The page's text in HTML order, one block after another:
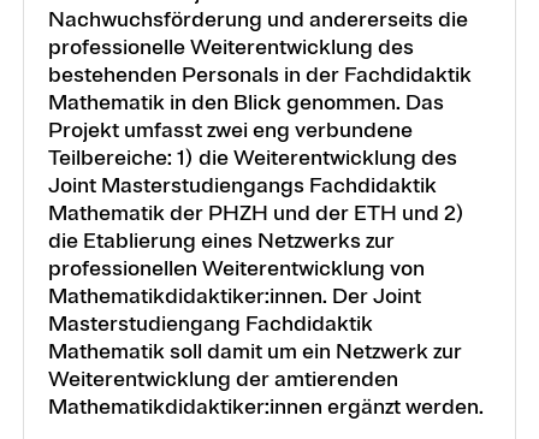
Nachwuchsförderung und andererseits die
professionelle Weiterentwicklung des
bestehenden Personals in der Fachdidaktik
Mathematik in den Blick genommen. Das
Projekt umfasst zwei eng verbundene
Teilbereiche: 1) die Weiterentwicklung des
Joint Masterstudiengangs Fachdidaktik
Mathematik der PHZH und der ETH und 2)
die Etablierung eines Netzwerks zur
professionellen Weiterentwicklung von
Mathematikdidaktiker:innen. Der Joint
Masterstudiengang Fachdidaktik
Mathematik soll damit um ein Netzwerk zur
Weiterentwicklung der amtierenden
Mathematikdidaktiker:innen ergänzt werden.